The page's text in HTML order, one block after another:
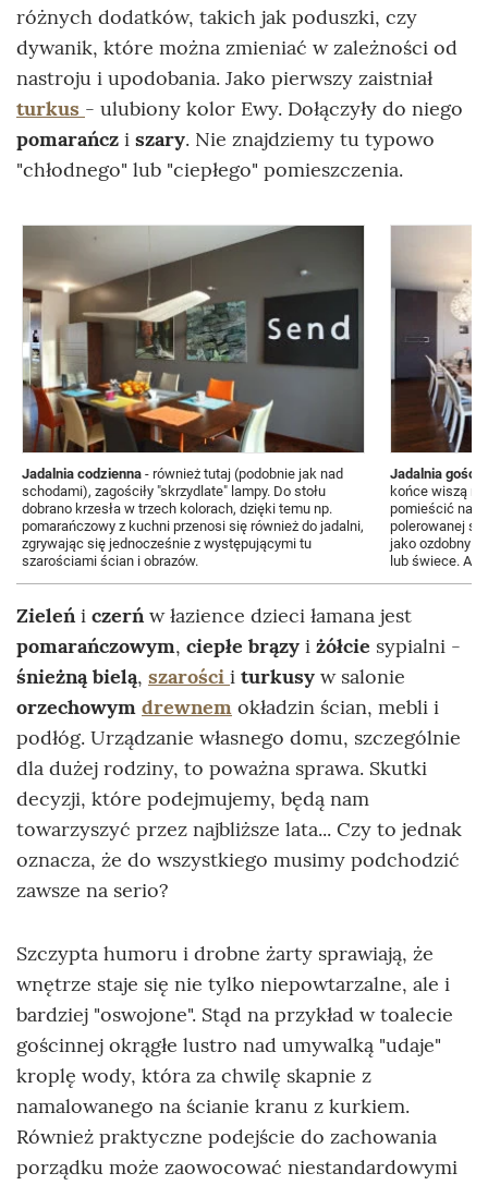
różnych dodatków, takich jak poduszki, czy
dywanik, które można zmieniać w zależności od
nastroju i upodobania. Jako pierwszy zaistniał
turkus - ulubiony kolor Ewy. Dołączyły do niego
pomarańcz i szary. Nie znajdziemy tu typowo
"chłodnego" lub "ciepłego" pomieszczenia.
Jadalnia codzienna - również tutaj (podobnie jak nad
schodami), zagościły "skrzydlate" lampy. Do stołu
dobrano krzesła w trzech kolorach, dzięki temu np.
pomarańczowy z kuchni przenosi się również do jadalni,
zgrywając się jednocześnie z występującymi tu
szarościami ścian i obrazów.
Jadalnia
końce wiszą
pomieścić
polerowanej
jako ozdobny
lub świece. A
Zieleńi czerńw łazience dzieci łamana jest
pomarańczowym, ciepłe brązy i żółcie sypialni -
śnieżną bielą, szarości i turkusy w salonie
orzechowym drewnem okładzin ścian, mebli i
podłóg. Urządzanie własnego domu, szczególnie
dla dużej rodziny, to poważna sprawa. Skutki
decyzji, które podejmujemy, będą nam
towarzyszyć przez najbliższe lata... Czy to jednak
oznacza, że do wszystkiego musimy podchodzić
zawsze na serio?
Szczypta humoru i drobne żarty sprawiają, że
wnętrze staje się nie tylko niepowtarzalne, ale i
bardziej "oswojone". Stąd na przykład w toalecie
gościnnej okrągłe lustro nad umywalką "udaje"
kroplę wody, która za chwilę skapnie z
namalowanego na ścianie kranu z kurkiem.
Również praktyczne podejście do zachowania
porządku może zaowocować niestandardowymi